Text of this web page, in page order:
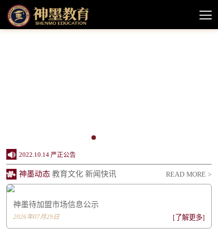
2024.10.11 神墨教育待加盟市场情况信息公示
2022.10.14 严正公告
2022.08.11 神墨品牌授权课程声明
2022.06.20 同行致远 感谢相伴——致关心支...
READ MORE >
神墨动态 教育文化 新闻快讯
神墨待加盟市场信息公示
[了解更多]
2026年07月29日